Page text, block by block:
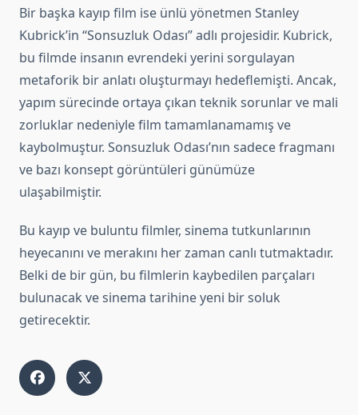
Bir başka kayıp film ise ünlü yönetmen Stanley
Kubrick’in “Sonsuzluk Odası” adlı projesidir. Kubrick,
bu filmde insanın evrendeki yerini sorgulayan
metaforik bir anlatı oluşturmayı hedeflemişti. Ancak,
yapım sürecinde ortaya çıkan teknik sorunlar ve mali
zorluklar nedeniyle film tamamlanamamış ve
kaybolmuştur. Sonsuzluk Odası’nın sadece fragmanı
ve bazı konsept görüntüleri günümüze
ulaşabilmiştir.
Bu kayıp ve buluntu filmler, sinema tutkunlarının
heyecanını ve merakını her zaman canlı tutmaktadır.
Belki de bir gün, bu filmlerin kaybedilen parçaları
bulunacak ve sinema tarihine yeni bir soluk
getirecektir.